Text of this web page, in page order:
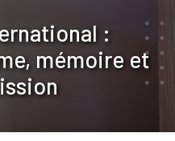
:
mémoire et